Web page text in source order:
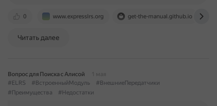
0 www.expresslrs.org get-the-manual.github.io
Читать далее
Вопрос для Поиска с Алисой
1 мая
#ELRS
#ВстроенныйМодуль
#ВнешниеПередатчики
#Преимущества
#Недостатки